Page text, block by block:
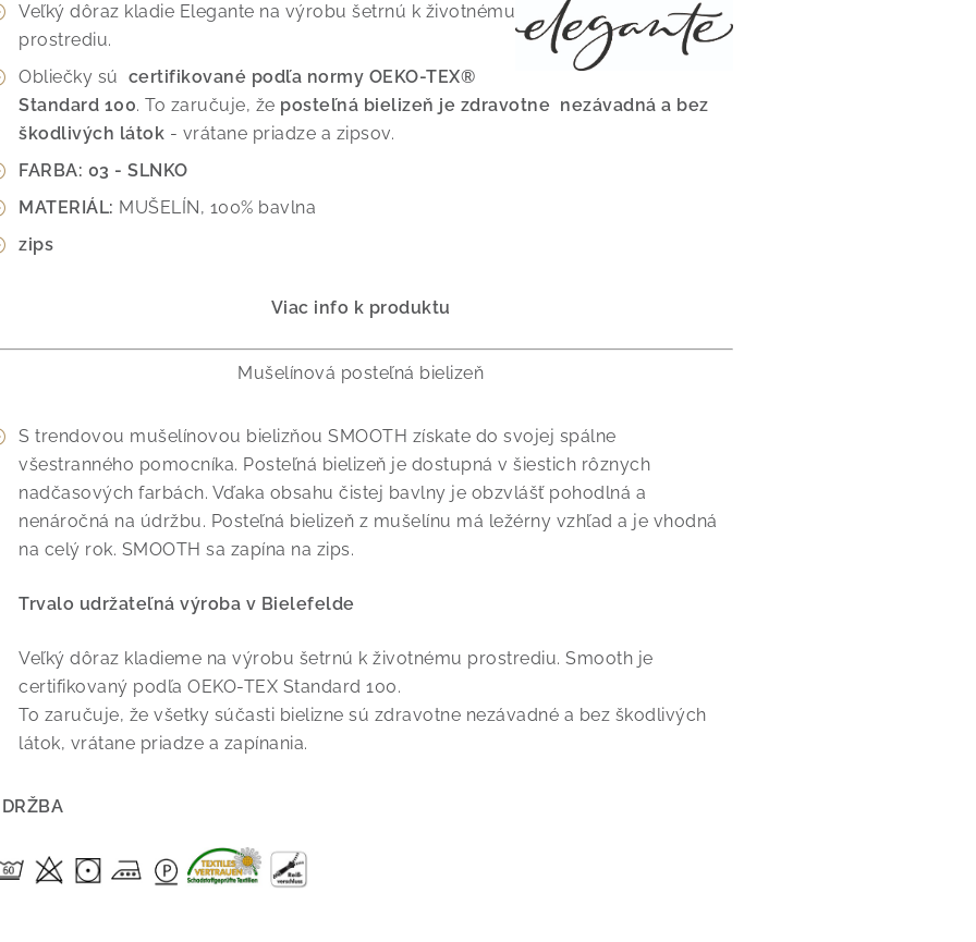
Veľký dôraz kladie Elegante na výrobu šetrnú k životnému
prostrediu.
Obliečky sú certifikované podľa normy OEKO-TEX®
Standard 100. To zaručuje, že posteľná bielizeň je zdravotne nezávadná a bez
škodlivých látok - vrátane priadze a zipsov.
FARBA: 03 - SLNKO
MATERIÁL: MUŠELÍN, 100% bavlna
zips
Viac info k produktu
Mušelínová posteľná bielizeň
S trendovou mušelínovou bielizňou SMOOTH získate do svojej spálne
všestranného pomocníka. Posteľná bielizeň je dostupná v šiestich rôznych
nadčasových farbách. Vďaka obsahu čistej bavlny je obzvlášť pohodlná a
nenáročná na údržbu. Posteľná bielizeň z mušelínu má ležérny vzhľad a je vhodná
na celý rok. SMOOTH sa zapína na zips.
Trvalo udržateľná výroba v Bielefelde
Veľký dôraz kladieme na výrobu šetrnú k životnému prostrediu. Smooth je
certifikovaný podľa OEKO-TEX Standard 100.
To zaručuje, že všetky súčasti bielizne sú zdravotne nezávadné a bez škodlivých
látok, vrátane priadze a zapínania.